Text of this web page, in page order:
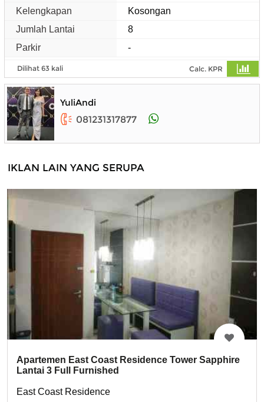
Kelengkapan
Kosongan
Jumlah Lantai
8
Parkir
-
Dilihat 63 kali Calc. KPR
YuliAndi
081231317877
IKLAN LAIN YANG SERUPA
Apartemen East Coast Residence Tower Sapphire
Lantai 3 Full Furnished
East Coast Residence